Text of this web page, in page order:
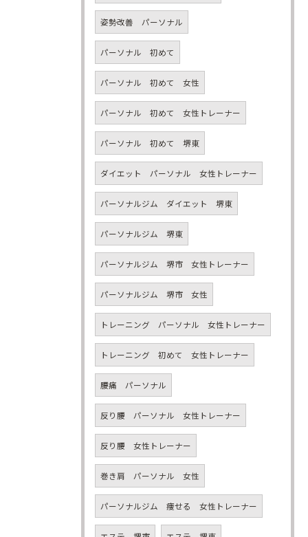
姿勢改善 パーソナル
パーソナル 初めて
パーソナル 初めて 女性
パーソナル 初めて 女性トレーナー
パーソナル 初めて 堺東
ダイエット パーソナル 女性トレーナー
パーソナルジム ダイエット 堺東
パーソナルジム 堺東
パーソナルジム 堺市 女性トレーナー
パーソナルジム 堺市 女性
トレーニング パーソナル 女性トレーナー
トレーニング 初めて 女性トレーナー
腰痛 パーソナル
反り腰 パーソナル 女性トレーナー
反り腰 女性トレーナー
巻き肩 パーソナル 女性
パーソナルジム 痩せる 女性トレーナー